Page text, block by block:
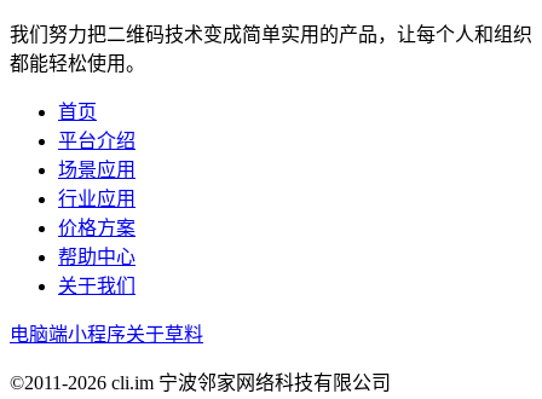
我们努力把二维码技术变成简单实用的产品，让每个人和组织
都能轻松使用。
首页
平台介绍
场景应用
行业应用
价格方案
帮助中心
关于我们
电脑端小程序关于草料
©2011-2026 cli.im 宁波邻家网络科技有限公司